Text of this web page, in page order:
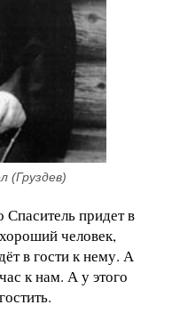
(Груздев)
придет в
человек,
в гости к нему. А
к нам. А у этого